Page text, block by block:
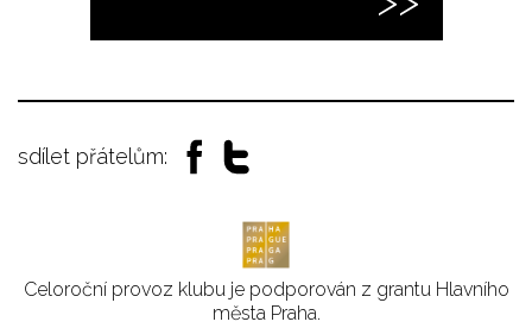
sdílet přátelům:
Celoroční provoz klubu je podporován z grantu Hlavního
města Praha.